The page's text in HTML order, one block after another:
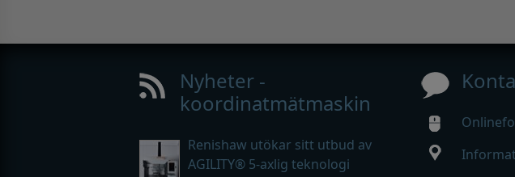
Nyheter -
koordinatmätmaskin
Renishaw utökar sitt utbud av
AGILITY® 5-axlig teknologi